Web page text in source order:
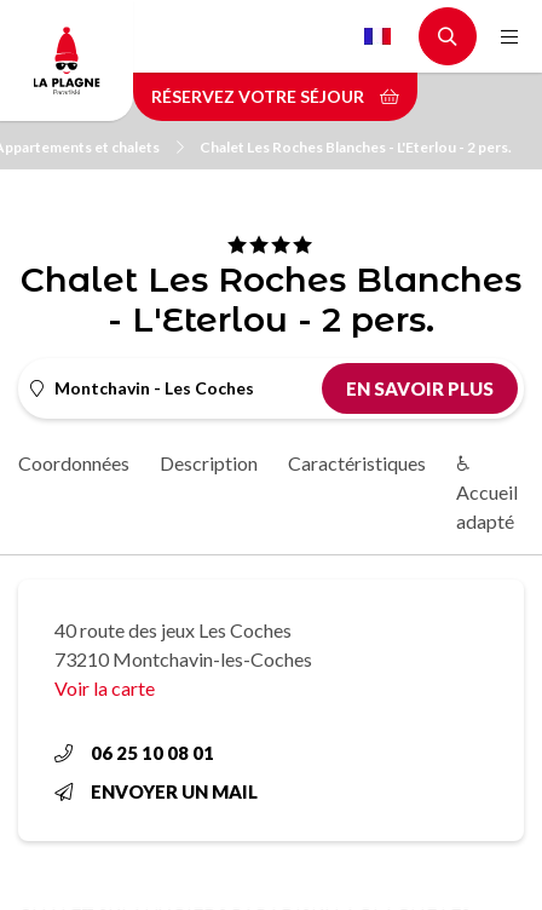
contenu
principal
RÉSERVEZ VOTRE SÉJOUR
et chalets Chalet Les Roches Blanches - L'Eterlou - 2 pers.
Chalet Les Roches Blanches
- L'Eterlou - 2 pers.
Montchavin - Les Coches EN SAVOIR PLUS
Coordonnées Description Caractéristiques
♿
Accueil
adapté
40 route des jeux Les Coches
73210 Montchavin-les-Coches
Voir la carte
06 25 10 08 01
ENVOYER UN MAIL